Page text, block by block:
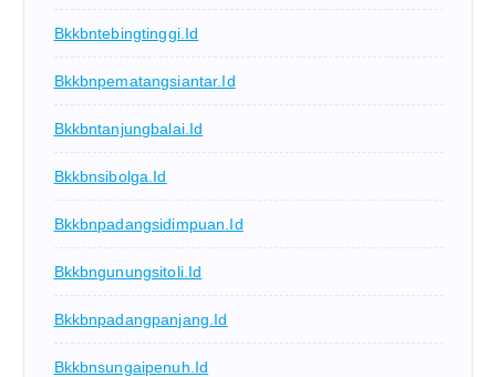
Bkkbntebingtinggi.id
Bkkbnpematangsiantar.id
Bkkbntanjungbalai.id
Bkkbnsibolga.id
Bkkbnpadangsidimpuan.id
Bkkbngunungsitoli.id
Bkkbnpadangpanjang.id
Bkkbnsungaipenuh.id